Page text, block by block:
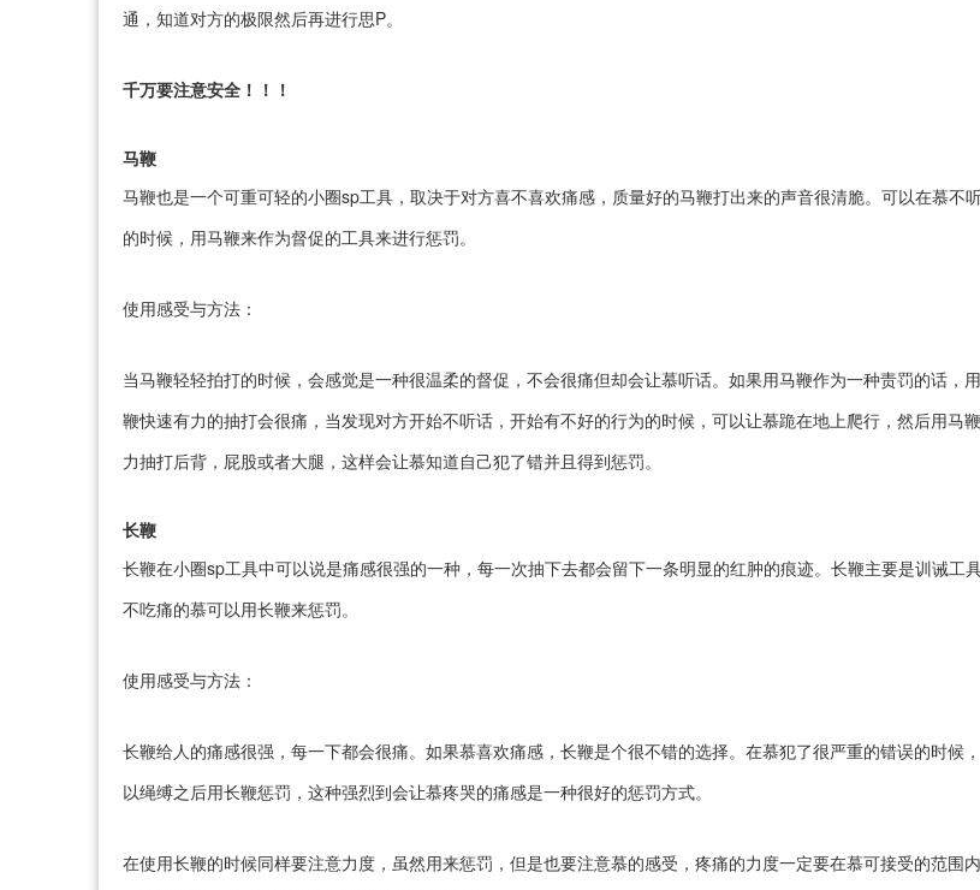
通，知道对方的极限然后再进行思P。
千万要注意安全！！！
马鞭
马鞭也是一个可重可轻的小圈sp工具，取决于对方喜不喜欢痛感，质量好的马鞭打出来的声音很清脆。可以在慕不
的时候，用马鞭来作为督促的工具来进行惩罚。
使用感受与方法：
当马鞭轻轻拍打的时候，会感觉是一种很温柔的督促，不会很痛但却会让慕听话。如果用马鞭作为一种责罚的话，
鞭快速有力的抽打会很痛，当发现对方开始不听话，开始有不好的行为的时候，可以让慕跪在地上爬行，然后用马
力抽打后背，屁股或者大腿，这样会让慕知道自己犯了错并且得到惩罚。
长鞭
长鞭在小圈sp工具中可以说是痛感很强的一种，每一次抽下去都会留下一条明显的红肿的痕迹。长鞭主要是训诫工具
不吃痛的慕可以用长鞭来惩罚。
使用感受与方法：
长鞭给人的痛感很强，每一下都会很痛。如果慕喜欢痛感，长鞭是个很不错的选择。在慕犯了很严重的错误的时候
以绳缚之后用长鞭惩罚，这种强烈到会让慕疼哭的痛感是一种很好的惩罚方式。
在使用长鞭的时候同样要注意力度，虽然用来惩罚，但是也要注意慕的感受，疼痛的力度一定要在慕可接受的范围内